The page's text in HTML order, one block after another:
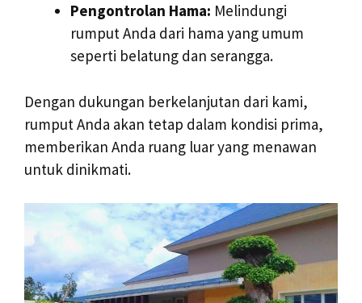
Pengontrolan Hama: Melindungi
rumput Anda dari hama yang umum
seperti belatung dan serangga.
Dengan dukungan berkelanjutan dari kami,
rumput Anda akan tetap dalam kondisi prima,
memberikan Anda ruang luar yang menawan
untuk dinikmati.